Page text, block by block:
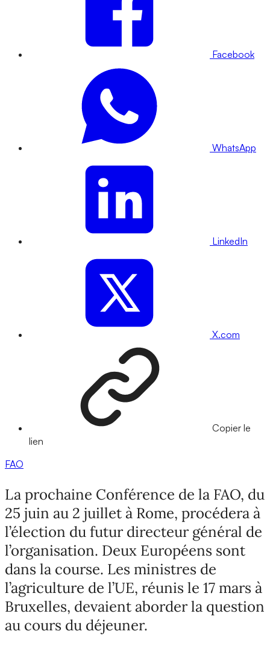
Facebook
WhatsApp
LinkedIn
X.com
Copier le
lien
FAO
La prochaine Conférence de la FAO, du
25 juin au 2 juillet à Rome, procédera à
l’élection du futur directeur général de
l’organisation. Deux Européens sont
dans la course. Les ministres de
l’agriculture de l’UE, réunis le 17 mars à
Bruxelles, devaient aborder la question
au cours du déjeuner.